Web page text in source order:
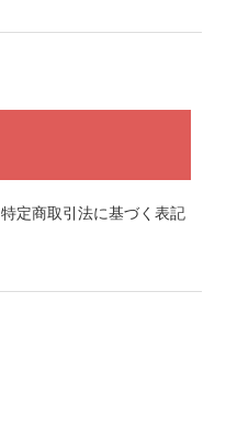
特定商取引法に基づく表記